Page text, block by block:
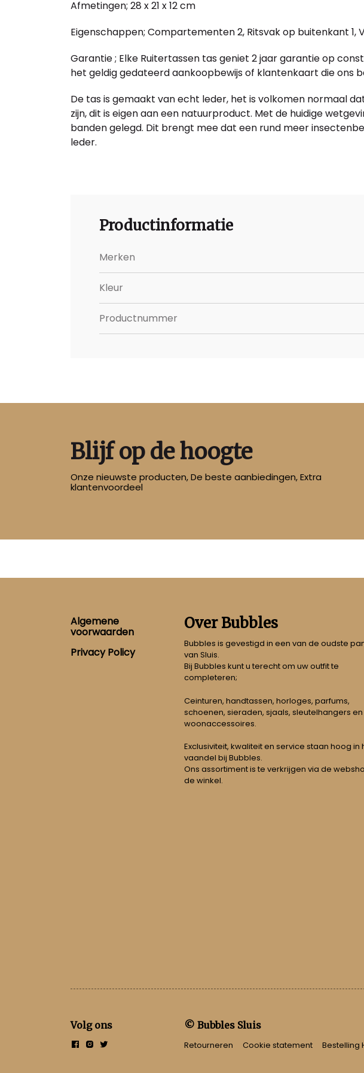
Afmetingen; 28 x 21 x 12 cm
Eigenschappen; Compartementen 2, Ritsvak op buitenkant 1,
Garantie ; Elke Ruitertassen tas geniet 2 jaar garantie op
het geldig gedateerd aankoopbewijs of klantenkaart die ons
De tas is gemaakt van echt leder, het is volkomen normaal
zijn, dit is eigen aan een natuurproduct. Met de huidige
banden gelegd. Dit brengt mee dat een rund meer
leder.
Productinformatie
Merken
Kleur
Productnummer
Blijf op de hoogte
Onze nieuwste producten, De beste aanbiedingen, Extra
klantenvoordeel
Footer
Algemene
voorwaarden
Privacy Policy
Over Bubbles
Bubbles is gevestigd in een van de oudste
van Sluis.
Bij Bubbles kunt u terecht om uw outfit te
completeren;
Ceinturen, handtassen, horloges, parfums,
schoenen, sieraden, sjaals, sleutelhangers en
woonaccessoires.
Exclusiviteit, kwaliteit en service staan hoog in
vaandel bij Bubbles.
Ons assortiment is te verkrijgen via de
de winkel.
Volg ons © Bubbles Sluis
Retourneren Cookie statement Bestelling